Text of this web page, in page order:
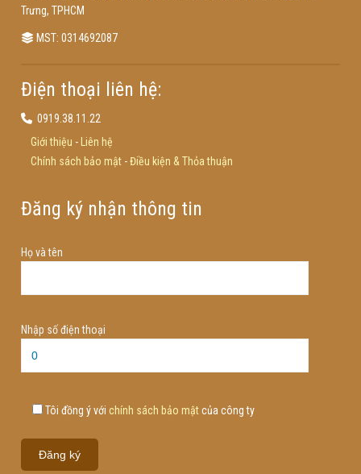
Trưng, TPHCM
MST: 0314692087
Điện thoại liên hệ:
0919.38.11.22
Giới thiệu - Liên hệ
Chính sách bảo mật-Điều kiện & Thỏa thuận
Đăng ký nhận thông tin
Họ và tên
Nhập số điện thoại
Tôi đồng ý với chính sách bảo mậtcủa công ty